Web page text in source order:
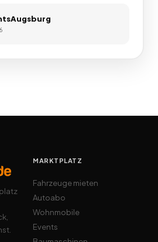
MARKTPLATZ
Fahrzeuge mieten
Autoabo
Wohnmobile
Events